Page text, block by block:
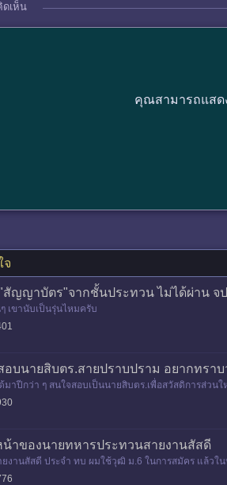
ดเห็น
คุณสามารถแสด
จ
ญญาบัตร"จากชั้นประทวน ไม่ได้ผ่าน จ
เขานับเป็นรุ่นไหมครับ
อบนายสิบตร.สายปราบปราม อยากทร
มาปีกว่า ๆ สนใจสอบเป็นนายสิบตร.เพื่อสวัสดิการส่ว
าของนายทหารประทวนสายงานสัสดี
งานสัสดี ประจำ ทบ ผมใช้วุฒิ ม.6 ในการสมัคร แล้วใ